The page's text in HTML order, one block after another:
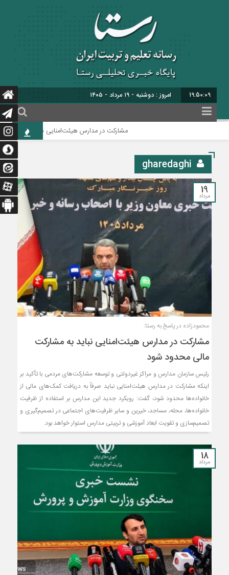
19:50:09 امروز : دوشنبه - ۱۹ مرداد - ۱۴۰۵
مشارکت در مدارس هیئت‌امنایی نباید به مشارکت
gharedaghi
19
مرداد
محمودزاده در پاسخ به رستا:
مشارکت در مدارس هیئت‌امنایی نباید به مشارکت
مالی محدود شود
رئیس سازمان مدارس و مراکز غیردولتی و توسعه مشارکت‌های مردمی با تأکید بر
اینکه مشارکت در مدارس هیئت‌امنایی نباید صرفاً به دریافت کمک‌های مالی از
خانواده‌ها محدود شود، گفت: رویکرد جدید این مدارس بر استفاده از ظرفیت
خانواده‌ها، محله، مساجد، خیرین و سایر ظرفیت‌های اجتماعی در تصمیم‌گیری و
تصمیم‌سازی و تقویت ابعاد آموزشی و تربیتی مدارس استوار خواهد بود.
18
مرداد